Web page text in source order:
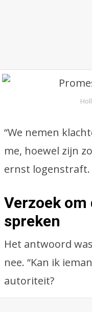
“We nemen
me, hoewel zijn
ernst logenstraft.
Verzoek
spreken
Het antwoord
nee. “Kan ik
autoriteit?